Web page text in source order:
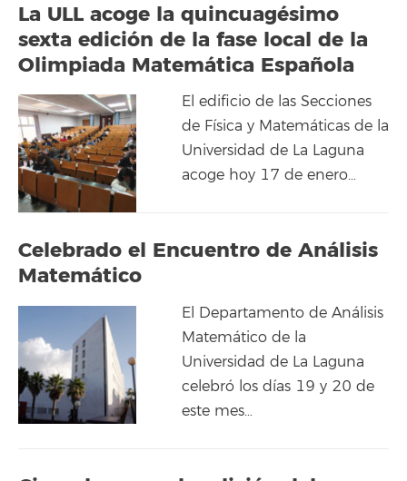
La ULL acoge la quincuagésimo
sexta edición de la fase local de la
Olimpiada Matemática Española
El edificio de las Secciones
de Física y Matemáticas de la
Universidad de La Laguna
acoge hoy 17 de enero…
Celebrado el Encuentro de Análisis
Matemático
El Departamento de Análisis
Matemático de la
Universidad de La Laguna
celebró los días 19 y 20 de
este mes…